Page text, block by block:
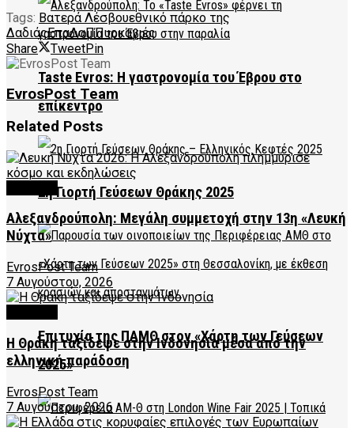
Taste Evros: Η γαστρονομία του Έβρου στο
επίκεντρο
2η Γιορτή Γεύσεων Θράκης 2025
Επιτυχία της ΠΑΜΘ στον «Χάρτη των Γεύσεων
2025»
Tags: Βατερά Λέσβουεθνικό πάρκο της
ΔαδιάςΕπαΔαΠΠυρκαγιές
Share
TweetPin
EvrosPost Team
Related Posts
Αλεξανδρούπολη: Μεγάλη συμμετοχή στην 13η «Λευκή
Νύχτα»
EvrosPost Team
7 Αυγούστου, 2026
Η Θράκη ταξίδεψε στην Ινδονησία μέσα από την
ελληνική παράδοση
EvrosPost Team
7 Αυγούστου, 2026